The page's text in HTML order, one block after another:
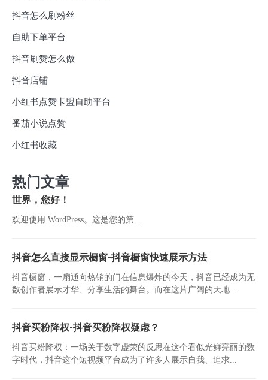
抖音怎么刷粉丝
自助下单平台
抖音刷赞怎么做
抖音店铺
小红书点赞卡盟自助平台
番茄小说点赞
小红书收藏
热门文章
世界，您好！
欢迎使用 WordPress。这是您的第…
抖音怎么直接显示橱窗-抖音橱窗快速展示方法
抖音橱窗，一扇通向热销的门在信息爆炸的今天，抖音已经成为无
数创作者展示才华、分享生活的舞台。而在这片广阔的天地...
抖音买粉降权-抖音买粉降权疑虑？
抖音买粉降权：一场关于数字虚荣的反思在这个看似光鲜亮丽的数
字时代，抖音这个短视频平台成为了许多人展示自我、追求...